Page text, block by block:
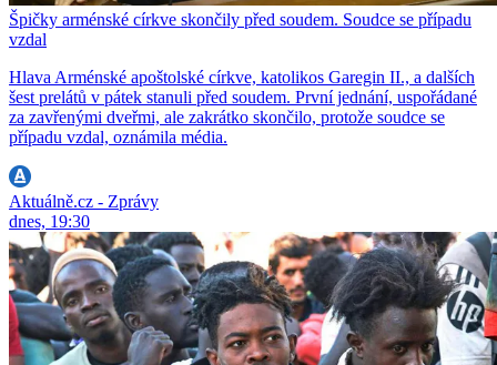
Špičky arménské církve skončily před soudem. Soudce se případu
vzdal
Hlava Arménské apoštolské církve, katolikos Garegin II., a dalších
šest prelátů v pátek stanuli před soudem. První jednání, uspořádané
za zavřenými dveřmi, ale zakrátko skončilo, protože soudce se
případu vzdal, oznámila média.
Aktuálně.cz - Zprávy
dnes, 19:30